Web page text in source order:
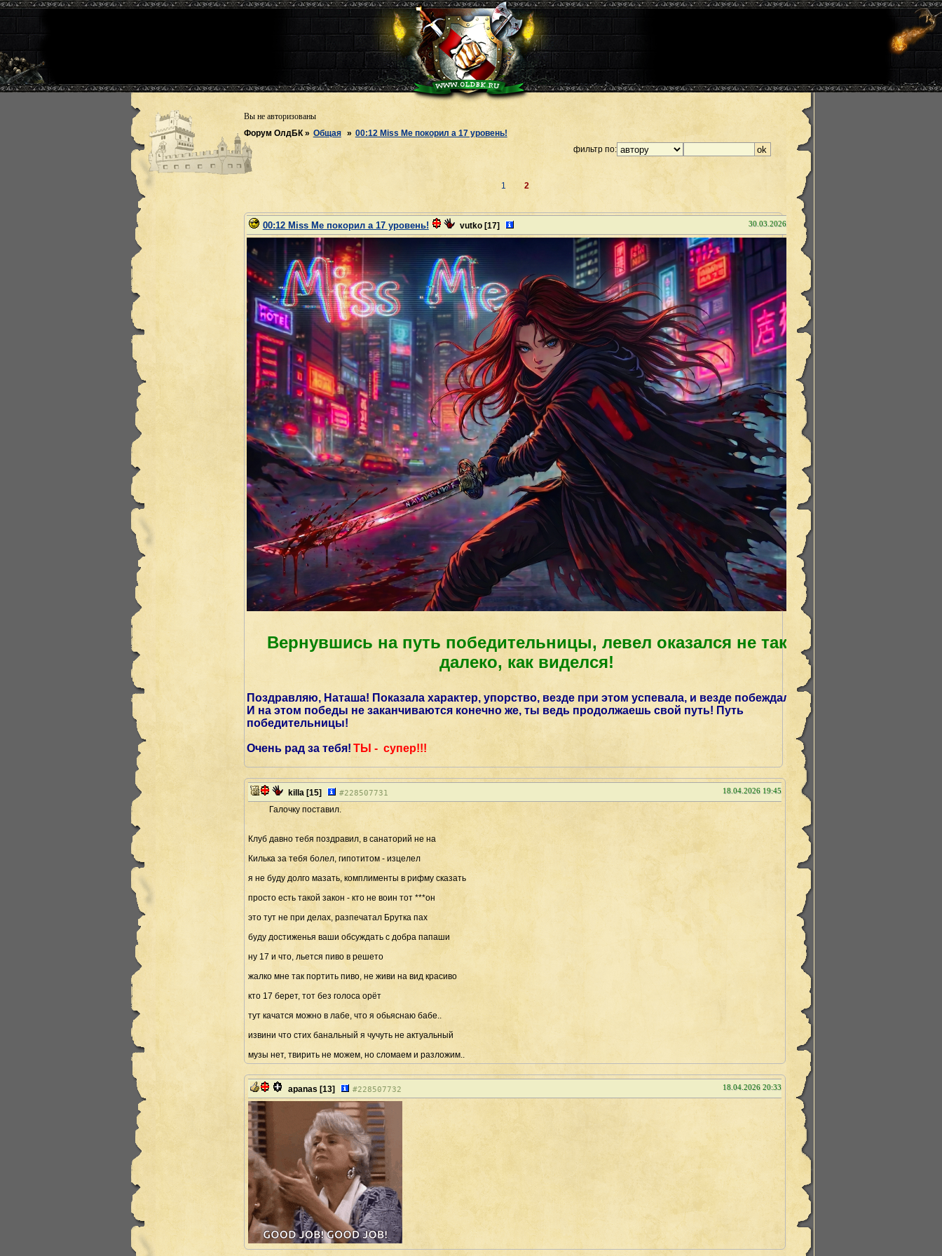
Вы не авторизованы
Форум ОлдБК» Общая » 00:12 Miss Me покорил a 17 уровень!
фильтр по:
1 2
00:12 Miss Me покорил a 17 уровень! vutko [17] 30.03.2026 00:12
Вернувшись на путь победительницы, левел оказался не так
далеко, как виделся!
Поздравляю, Наташа! Показала характер, упорство, везде при этом успевала, и везде побеждала!
И на этом победы не заканчиваются конечно же, ты ведь продолжаешь свой путь! Путь
победительницы!
Очень рад за тебя! ТЫ - супер!!!
killa [15] 18.04.2026 19:45
#228507731
Галочку поставил.
Клуб давно тебя поздравил, в санаторий не на
Килька за тебя болел, гипотитом - изцелел
я не буду долго мазать, комплименты в рифму сказать
просто есть такой закон - кто не воин тот ***он
это тут не при делах, разпечатал Брутка пах
буду достиженья ваши обсуждать с добра папаши
ну 17 и что, льется пиво в решето
жалко мне так портить пиво, не живи на вид красиво
кто 17 берет, тот без голоса орёт
тут качатся можно в лабе, что я обьяснаю бабе..
извини чтo стих банальный я чучуть не актуальный
музы нет, твирить не можем, но сломаем и разложим..
apanas [13] 18.04.2026 20:33
#228507732